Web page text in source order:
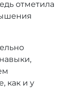
отметила
как и у